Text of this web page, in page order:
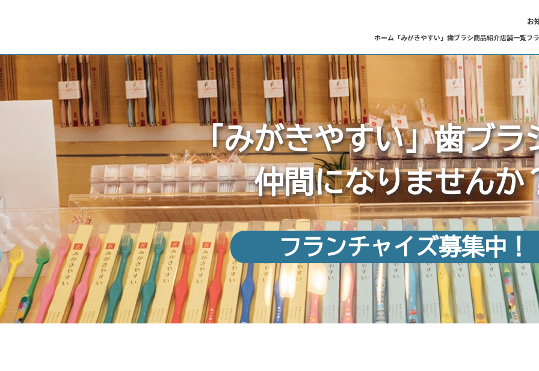
Skip
to
content
お
ホーム 「みがきやすい」歯ブラシ商品紹介店舗一覧フ
「みがきやすい」歯ブラ
仲間になりませんか
フランチャイズ募集中！